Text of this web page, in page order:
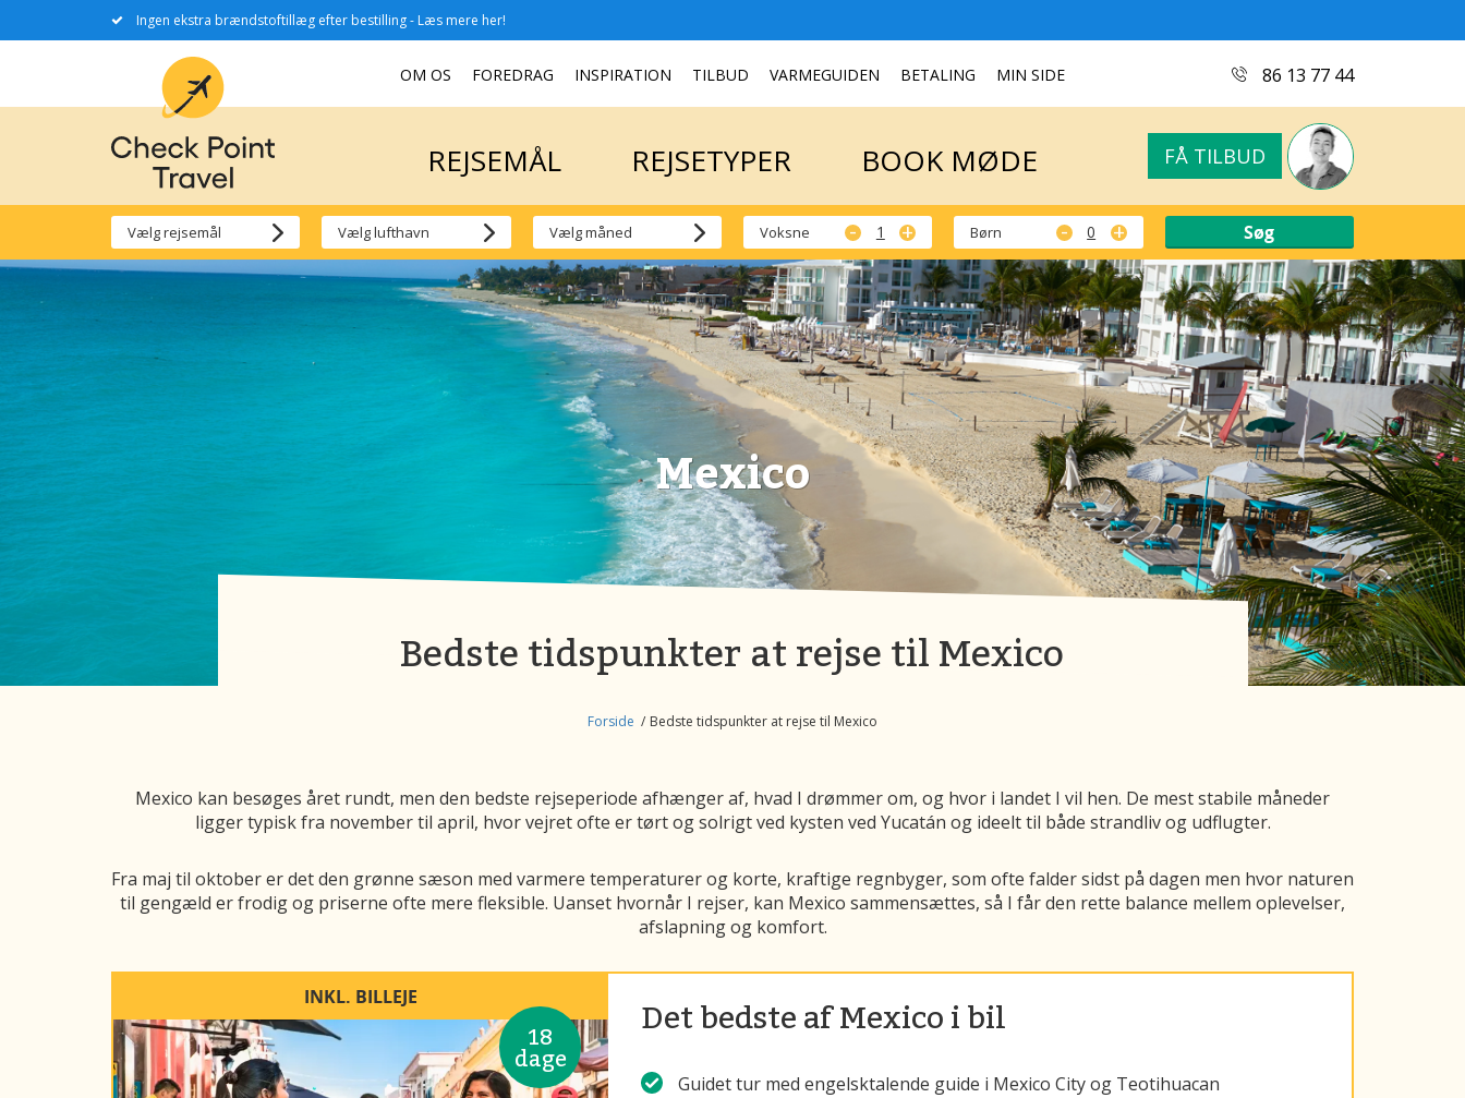
Ingen ekstra brændstoftillæg efter bestilling - Læs mere her!
86 13 77 44
OM OS FOREDRAG INSPIRATION TILBUD VARMEGUIDEN BETALING MIN SIDE
REJSEMÅL REJSETYPER BOOK MØDE FÅ TILBUD
REJSEMÅL REJSETYPER BOOK MØDE FÅ TILBUD
Voksne - + Børn - +
Mexico
Bedste tidspunkter at rejse til Mexico
Forside Bedste tidspunkter at rejse til Mexico
Mexico kan besøges året rundt, men den bedste rejseperiode afhænger af, hvad I drømmer om, og hvor i landet I vil hen. De mest stabile måneder
ligger typisk fra november til april, hvor vejret ofte er tørt og solrigt ved kysten ved Yucatán og ideelt til både strandliv og udflugter.
Fra maj til oktober er det den grønne sæson med varmere temperaturer og korte, kraftige regnbyger, som ofte falder sidst på dagen men hvor naturen
til gengæld er frodig og priserne ofte mere fleksible. Uanset hvornår I rejser, kan Mexico sammensættes, så I får den rette balance mellem oplevelser,
afslapning og komfort.
18
dage
INKL. BILLEJE Det bedste af Mexico i bil
Guidet tur med engelsktalende guide i Mexico City og Teotihuacan